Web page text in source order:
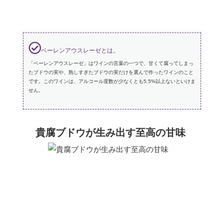
ベーレンアウスレーゼとは。
「ベーレンアウスレーゼ」はワインの言葉の一つで、甘くて腐ってしまっ
たブドウの実や、熟しすぎたブドウの実だけを選んで作ったワインのこと
です。このワインは、アルコール度数が少なくとも5.5%以上ないといけま
せん。
貴腐ブドウが生み出す至高の甘味